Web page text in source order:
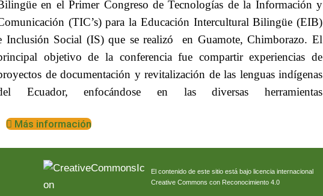
en el Primer Congreso de Tecnologías de la Información y
(TIC’s) para la Educación Intercultural Bilingüe (EIB)
Inclusión Social (IS) que se realizó en Guamote, Chimborazo. El
objetivo de la conferencia fue compartir experiencias de
de documentación y revitalización de las lenguas indígenas
Ecuador, enfocándose en las diversas herramientas
Más información
El contenido de este sitio está bajo licencia internacional
Creative Commons con Reconocimiento 4.0